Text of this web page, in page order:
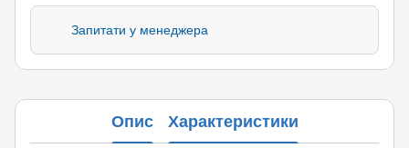
Запитати у менеджера
Опис Характеристики